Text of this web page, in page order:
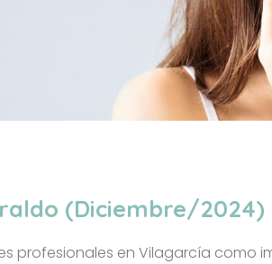
(Diciembre/2024)
profesionales en Vilagarcía como